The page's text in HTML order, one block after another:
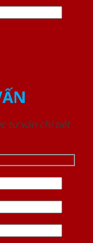
tư vấn chi tiết